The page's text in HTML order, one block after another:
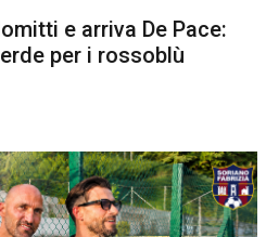
e arriva De Pace:
per i rossoblù